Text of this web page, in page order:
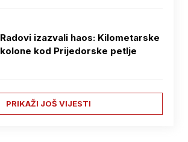
Radovi izazvali haos: Kilometarske
kolone kod Prijedorske petlje
PRIKAŽI JOŠ VIJESTI